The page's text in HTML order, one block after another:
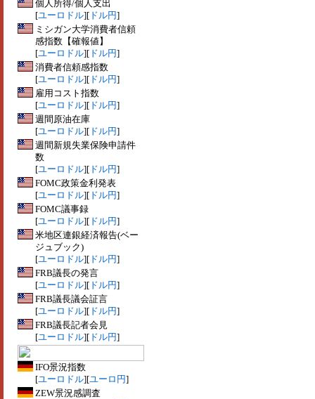
個人所得/個人支出
[ユーロドル][ ドル円]
ミシガン大学消費者信頼
感指数【確報値】
[ユーロドル][ ドル円]
消費者信頼感指数
[ユーロドル][ ドル円]
雇用コスト指数
[ユーロドル][ ドル円]
週間原油在庫
[ユーロドル][ ドル円]
週間新規失業保険申請件
数
[ユーロドル][ ドル円]
FOMC政策金利発表
[ユーロドル][ ドル円]
FOMC議事録
[ユーロドル][ ドル円]
米地区連銀経済報告(ベー
ジュブック)
[ユーロドル][ ドル円]
FRB議長の発言
[ユーロドル][ ドル円]
FRB議長議会証言
[ユーロドル][ ドル円]
FRB議長記者会見
[ユーロドル][ ドル円]
IFO景況指数
[ユーロドル][ユーロ円]
ZEW景況感調査